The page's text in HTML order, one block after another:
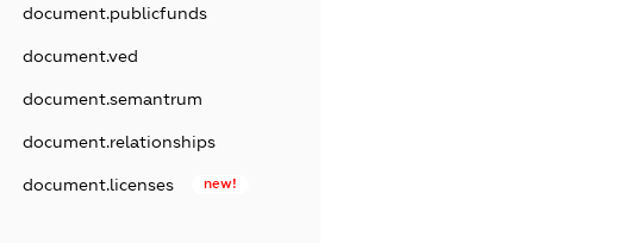
document.publicfunds
document.ved
document.semantrum
document.relationships
document.licenses new!